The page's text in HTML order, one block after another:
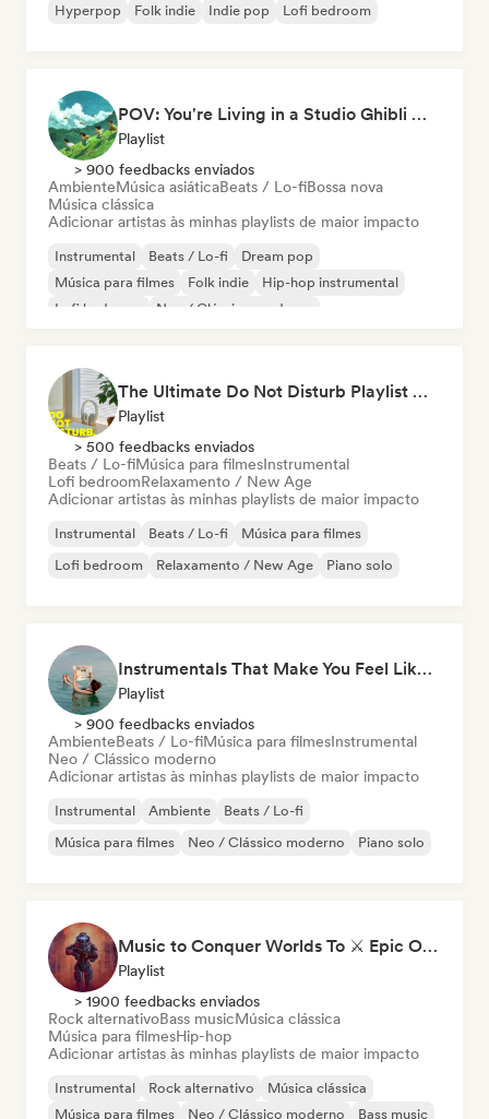
Hyperpop
Folk indie Indie pop Lofi bedroom
POV: You're Living in a Studio Ghibli Movie 🌱 Neo-Classical Piano & Dream Pop
Playlist
> 900 feedbacks enviados
AmbienteMúsica asiáticaBeats / Lo-fiBossa nova
Música clássica
Adicionar artistas às minhas playlists de maior impacto
Instrumental Beats / Lo-fi
Dream pop
Música para filmes
Folk indie
Hip-hop instrumental
Lofi bedroom
Neo / Clássico moderno
The Ultimate Do Not Disturb Playlist 🔕 Neo-Classical & Ambient Piano
Playlist
> 500 feedbacks enviados
Beats / Lo-fiMúsica para filmesInstrumental
Lofi bedroomRelaxamento / New Age
Adicionar artistas às minhas playlists de maior impacto
Instrumental Beats / Lo-fi
Música para filmes
Lofi bedroom
Relaxamento / New Age Piano solo
Instrumentals That Make You Feel Like Floating
Playlist
> 900 feedbacks enviados
AmbienteBeats / Lo-fiMúsica para filmesInstrumental
Neo / Clássico moderno
Adicionar artistas às minhas playlists de maior impacto
Instrumental Ambiente
Beats / Lo-fi
Música para filmes
Neo / Clássico moderno Piano solo
Music to Conquer Worlds To ⚔️ Epic Orchestral, Cinematic & Trailer Music
Playlist
> 1900 feedbacks enviados
Rock alternativoBass musicMúsica clássica
Música para filmesHip-hop
Adicionar artistas às minhas playlists de maior impacto
Instrumental Rock alternativo
Música clássica
Música para filmes
Neo / Clássico moderno Bass music